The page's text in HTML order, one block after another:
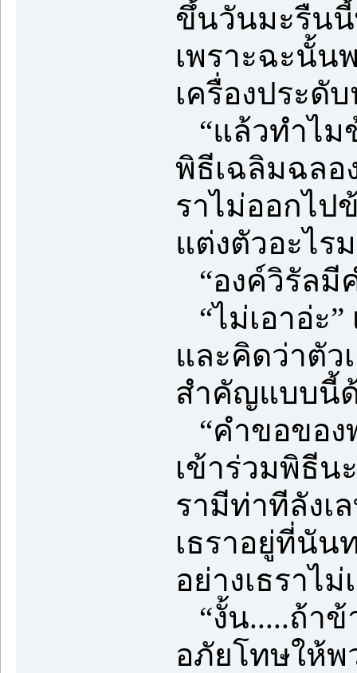
ขึ้นวันมะรืน
เพราะฉะนั้น
เครื่องประดั
“แล้วทำไม
พิธีเฉลิมฉลอ
ราไม่ออกไป
แต่งตัวอะไร
“องค์วิรัลมี
“ไม่เอาอ่ะ
และคิดว่าตัว
สำคัญแบบนี้
“คำขอของ
เข้าร่วมพิธีน
รามีท่าทีลังเ
เธราอยู่ที่นัน
อย่างเธราไม่
“งั้น.....ถ้าข้
อภัยโทษให้พ